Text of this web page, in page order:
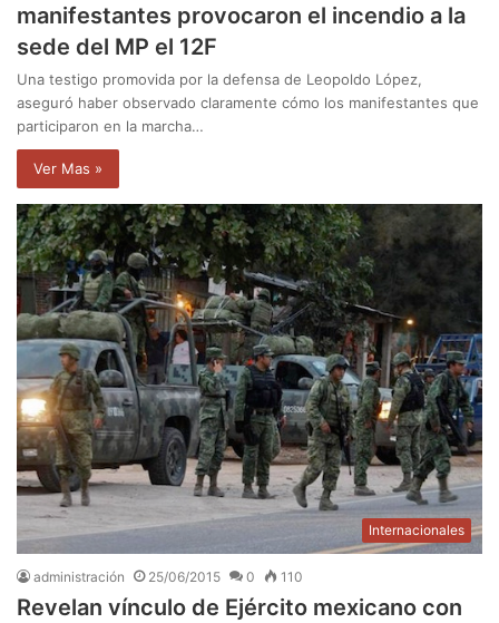
manifestantes provocaron el incendio a la
sede del MP el 12F
Una testigo promovida por la defensa de Leopoldo López,
aseguró haber observado claramente cómo los manifestantes que
participaron en la marcha…
Ver Mas »
Internacionales
administración 25/06/2015 0 110
Revelan vínculo de Ejército mexicano con